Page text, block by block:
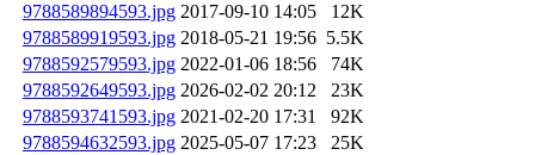
9788589894593.jpg 2017-09-10 14:05
12K
9788589919593.jpg 2018-05-21 19:56 5.5K
9788592579593.jpg 2022-01-06 18:56
74K
9788592649593.jpg 2026-02-02 20:12
23K
9788593741593.jpg 2021-02-20 17:31
92K
9788594632593.jpg 2025-05-07 17:23
25K